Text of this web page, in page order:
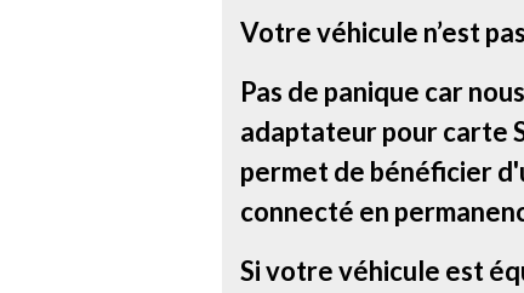
Votre véhicule n’est
Pas de panique car
adaptateur pour carte
permet de bénéficier
connecté en
Si votre véhicule est